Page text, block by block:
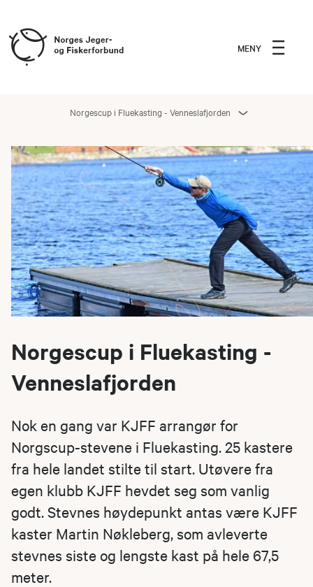
MENY
Norgescup i Fluekasting - Venneslafjorden
Norgescup i Fluekasting -
Venneslafjorden
Nok en gang var KJFF arrangør for
Norgscup-stevene i Fluekasting. 25 kastere
fra hele landet stilte til start. Utøvere fra
egen klubb KJFF hevdet seg som vanlig
godt. Stevnes høydepunkt antas være KJFF
kaster Martin Nøkleberg, som avleverte
stevnes siste og lengste kast på hele 67,5
meter.